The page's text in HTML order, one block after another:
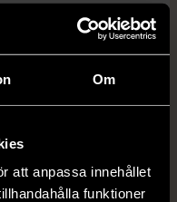
Om
att anpassa innehållet
funktioner
som 1 st i lager.
kr.